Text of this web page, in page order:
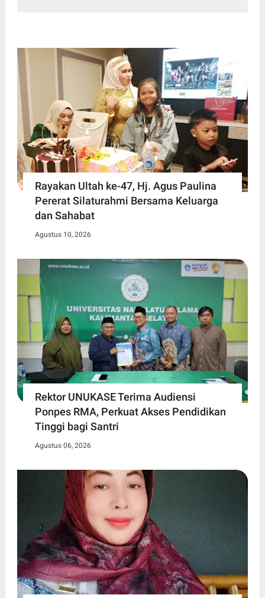
Rayakan Ultah ke-47, Hj. Agus Paulina
Pererat Silaturahmi Bersama Keluarga
dan Sahabat
Agustus 10, 2026
Rektor UNUKASE Terima Audiensi
Ponpes RMA, Perkuat Akses Pendidikan
Tinggi bagi Santri
Agustus 06, 2026